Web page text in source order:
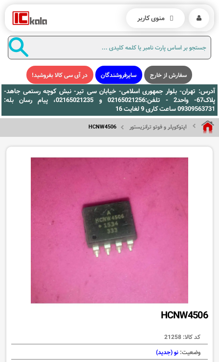
سفارش از خارج سایرفروشندگان در آی سی کالا بفروشید!
آدرس: تهران- بلوار جمهوری اسلامی- خیابان سی تیر- نبش کوچه رستمی جاهد-
پلاک67- واحد2 - تلفن:02165021256 و 02165021235، پیام رسان بله:
09309563731 ساعت کاری 9 لغایت 16
اپتوکوپلر و فوتو ترانزیستور HCNW4506
HCNW4506
کد کالا: 21258
وضعیت: نو (جدید)
منوی کاربر